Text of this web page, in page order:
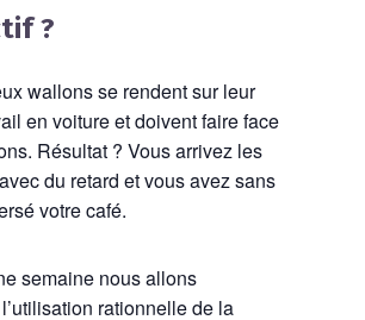
?
wallons se rendent sur leur
en voiture et doivent faire face
Résultat ? Vous arrivez les
du retard et vous avez sans
votre café.
semaine nous allons
rationnelle de la